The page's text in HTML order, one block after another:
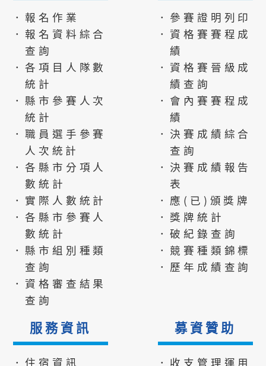
．報名作業
．報名資料綜合
查詢
．各項目人隊數
統計
．縣市參賽人次
統計
．職員選手參賽
人次統計
．各縣市分項人
數統計
．實際人數統計
．各縣市參賽人
數統計
．縣市組別種類
查詢
．資格審查結果
查詢
．參賽證明列印
．資格賽賽程成
績
．資格賽晉級成
績查詢
．會內賽賽程成
績
．決賽成績綜合
查詢
．決賽成績報告
表
．應(已)頒獎牌
．獎牌統計
．破紀錄查詢
．競賽種類錦標
．歷年成績查詢
服務資訊
．住宿資訊
募資贊助
．收支管理運用